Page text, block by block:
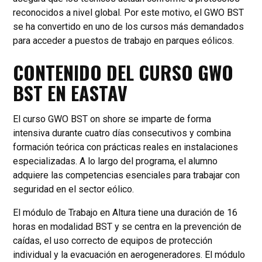
reconocidos a nivel global. Por este motivo, el GWO BST
se ha convertido en uno de los cursos más demandados
para acceder a puestos de trabajo en parques eólicos.
CONTENIDO DEL CURSO GWO
BST EN EASTAV
El curso GWO BST on shore se imparte de forma
intensiva durante cuatro días consecutivos y combina
formación teórica con prácticas reales en instalaciones
especializadas. A lo largo del programa, el alumno
adquiere las competencias esenciales para trabajar con
seguridad en el sector eólico.
El módulo de Trabajo en Altura tiene una duración de 16
horas en modalidad BST y se centra en la prevención de
caídas, el uso correcto de equipos de protección
individual y la evacuación en aerogeneradores. El módulo